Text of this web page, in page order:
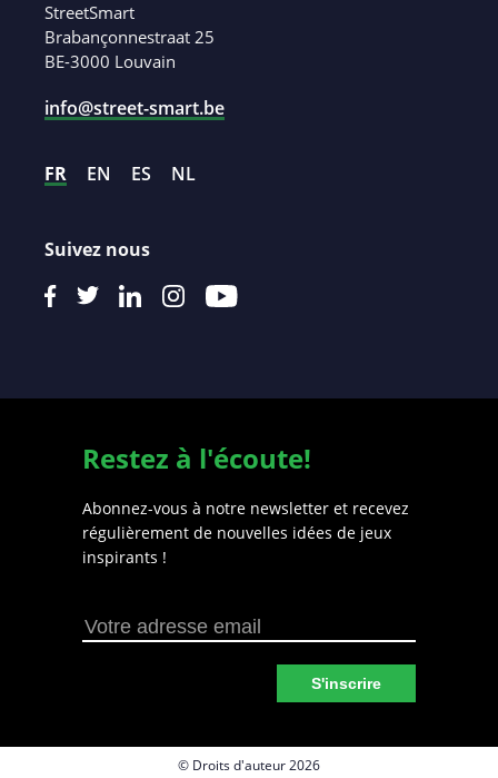
StreetSmart
Brabançonnestraat 25
BE-3000 Louvain
info@street-smart.be
FR EN ES NL
Suivez nous
Restez à l'écoute!
Abonnez-vous à notre newsletter et recevez
régulièrement de nouvelles idées de jeux
inspirants !
S'inscrire
© Droits d'auteur 2026